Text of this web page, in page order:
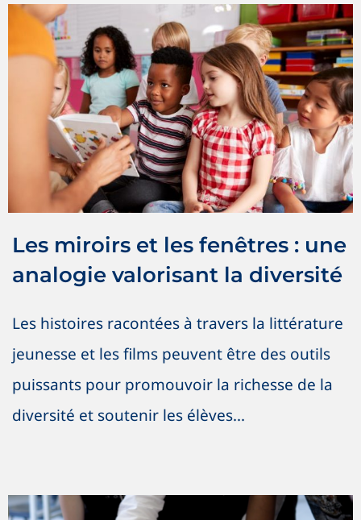
Les miroirs et les fenêtres : une
analogie valorisant la diversité
Antiracisme Antiracisme Nouvelles OSIG / SOGI SOGI / OSIG
Les miroirs et les fenêtres : une
analogie valorisant la diversité
Les histoires racontées à travers la littérature
jeunesse et les films peuvent être des outils
puissants pour promouvoir la richesse de la
diversité et soutenir les élèves...